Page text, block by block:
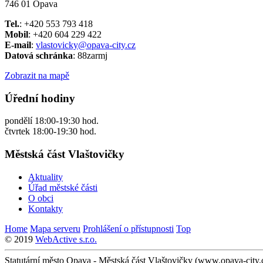
746 01 Opava
Tel.: +420 553 793 418
Mobil: +420 604 229 422
E-mail: vlastovicky@opava-city.cz
Datová schránka: 88zarmj
Zobrazit na mapě
Úřední hodiny
pondělí 18:00-19:30 hod.
čtvrtek 18:00-19:30 hod.
Městská část Vlaštovičky
Aktuality
Úřad městské části
O obci
Kontakty
Home Mapa serveru Prohlášení o přístupnosti Top
© 2019 WebActive s.r.o.
Statutární město Opava - Městská část Vlaštovičky (www.opava-